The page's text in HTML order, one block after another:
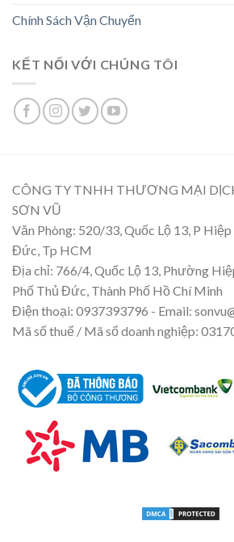
Chính Sách Vận Chuyển
KẾT NỐI VỚI CHÚNG TÔI
CÔNG TY TNHH THƯƠNG MẠI
SƠN VŨ
Văn Phòng: 520/33, Quốc Lộ 13, P
Đức, Tp HCM
Địa chỉ: 766/4, Quốc Lộ 13, Phường
Phố Thủ Đức, Thành Phố Hồ Chí Minh
Điện thoại: 0937393796 - Email:
Mã số thuế / Mã số doanh nghiệp: